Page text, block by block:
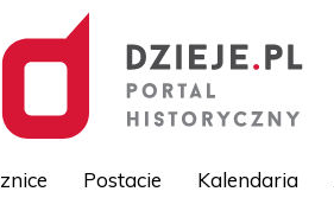
Postacie Kalendaria